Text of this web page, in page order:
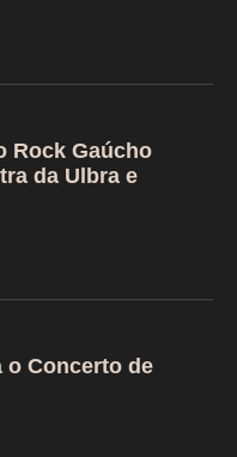
Rock Gaúcho
da Ulbra e
o Concerto de